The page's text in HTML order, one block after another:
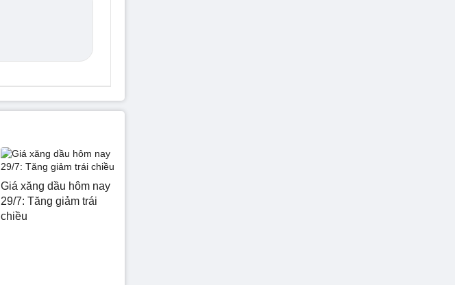
Giá xăng dầu hôm nay
29/7: Tăng giảm trái
chiều